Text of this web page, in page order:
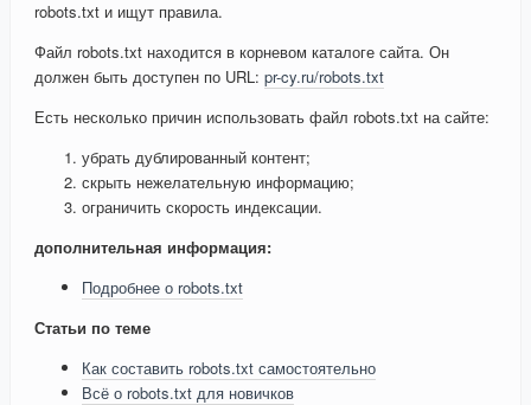
robots.txt и ищут правила.
Файл robots.txt находится в корневом каталоге сайта. Он
должен быть доступен по URL: pr-cy.ru/robots.txt
Есть несколько причин использовать файл robots.txt на сайте:
убрать дублированный контент;
скрыть нежелательную информацию;
ограничить скорость индексации.
дополнительная информация:
Подробнее о robots.txt
Статьи по теме
Как составить robots.txt самостоятельно
Всё о robots.txt для новичков